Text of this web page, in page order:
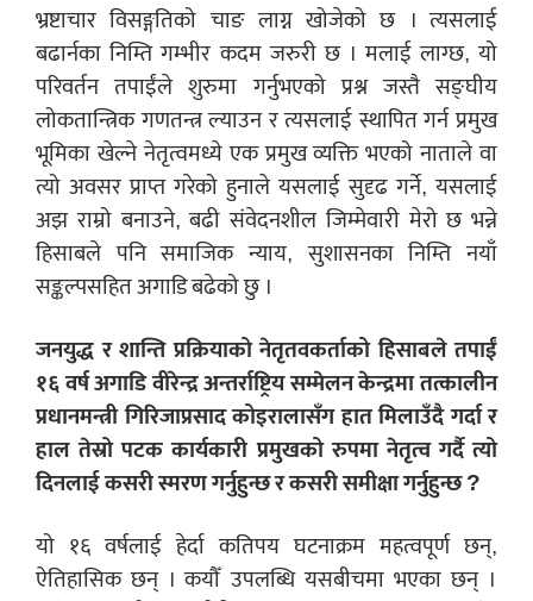
भ्रष्टाचार विसङ्गतिको चाङ लाग्न खोजेको छ । त्यसलाई
बढार्नका निम्ति गम्भीर कदम जरुरी छ । मलाई लाग्छ, यो
परिवर्तन तपाईंले शुरुमा गर्नुभएको प्रश्न जस्तै सङ्घीय
लोकतान्त्रिक गणतन्त्र ल्याउन र त्यसलाई स्थापित गर्न प्रमुख
भूमिका खेल्ने नेतृत्वमध्ये एक प्रमुख व्यक्ति भएको नाताले वा
त्यो अवसर प्राप्त गरेको हुनाले यसलाई सुदृढ गर्ने, यसलाई
अझ राम्रो बनाउने, बढी संवेदनशील जिम्मेवारी मेरो छ भन्ने
हिसाबले पनि समाजिक न्याय, सुशासनका निम्ति नयाँ
सङ्कल्पसहित अगाडि बढेको छु ।
जनयुद्ध र शान्ति प्रक्रियाको नेतृतवकर्ताको हिसाबले तपाईं
१६ वर्ष अगाडि वीरेन्द्र अन्तर्राष्ट्रिय सम्मेलन केन्द्रमा तत्कालीन
प्रधानमन्त्री गिरिजाप्रसाद कोइरालासँग हात मिलाउँदै गर्दा र
हाल तेस्रो पटक कार्यकारी प्रमुखको रुपमा नेतृत्व गर्दै त्यो
दिनलाई कसरी स्मरण गर्नुहुन्छ र कसरी समीक्षा गर्नुहुन्छ ?
यो १६ वर्षलाई हेर्दा कतिपय घटनाक्रम महत्वपूर्ण छन्,
ऐतिहासिक छन् । कयौँ उपलब्धि यसबीचमा भएका छन् ।